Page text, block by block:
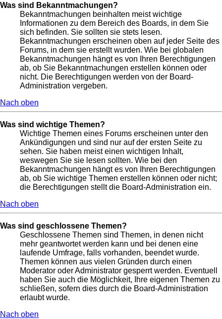
Was sind Bekanntmachungen?
Bekanntmachungen beinhalten meist wichtige
Informationen zu dem Bereich des Boards, in dem Sie
sich befinden. Sie sollten sie stets lesen.
Bekanntmachungen erscheinen oben auf jeder Seite des
Forums, in dem sie erstellt wurden. Wie bei globalen
Bekanntmachungen hängt es von Ihren Berechtigungen
ab, ob Sie Bekanntmachungen erstellen können oder
nicht. Die Berechtigungen werden von der Board-
Administration vergeben.
Nach oben
Was sind wichtige Themen?
Wichtige Themen eines Forums erscheinen unter den
Ankündigungen und sind nur auf der ersten Seite zu
sehen. Sie haben meist einen wichtigen Inhalt,
weswegen Sie sie lesen sollten. Wie bei den
Bekanntmachungen hängt es von Ihren Berechtigungen
ab, ob Sie wichtige Themen erstellen können oder nicht;
die Berechtigungen stellt die Board-Administration ein.
Nach oben
Was sind geschlossene Themen?
Geschlossene Themen sind Themen, in denen nicht
mehr geantwortet werden kann und bei denen eine
laufende Umfrage, falls vorhanden, beendet wurde.
Themen können aus vielen Gründen durch einen
Moderator oder Administrator gesperrt werden. Eventuell
haben Sie auch die Möglichkeit, Ihre eigenen Themen zu
schließen, sofern dies durch die Board-Administration
erlaubt wurde.
Nach oben